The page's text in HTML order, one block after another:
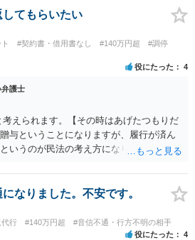
護士に相談をすることから初めて頂いた
てもらいたい
#契約書・借用書なし #140万円超
#調停
役にたった 4
護士
えられます。【その時はあげたつもりだ
与ということになりますが、履行が済ん
いうのが民法の考え方になります。（な
論だと思われます。） 質問２： 調停申立
が、相手方が調停に出席して話し合いに
効性はほとんどないと思われます。 質問
も、口論中の発言で合意成立が認定され
す。
なりました。不安です。
代行 #140万円超 #音信不通・行方不明の相手
役にたった 4